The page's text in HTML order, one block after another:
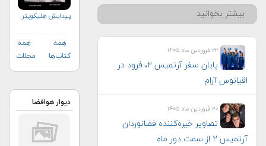
بیشتر بخوانید
۲۲ فروردین ماه ۱۴۰۵
پایان سفر آرتمیس ۲، فرود در
اقیانوس آرام
۲۰ فروردین ماه ۱۴۰۵
تصاویر خیره‌کننده فضانوردان
آرتمیس ۲ از سمت دور ماه
پیدایش هلیکوپتر
همه
کتاب‌ها
همه
مجلات
دیوار هوافضا